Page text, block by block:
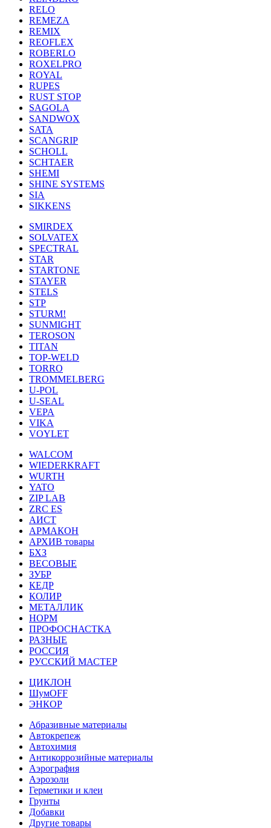
RELO
REMEZA
REMIX
REOFLEX
ROBERLO
ROXELPRO
ROYAL
RUPES
RUST STOP
SAGOLA
SANDWOX
SATA
SCANGRIP
SCHOLL
SCHTAER
SHEMI
SHINE SYSTEMS
SIA
SIKKENS
SMIRDEX
SOLVATEX
SPECTRAL
STAR
STARTONE
STAYER
STELS
STP
STURM!
SUNMIGHT
TEROSON
TITAN
TOP-WELD
TORRO
TROMMELBERG
U-POL
U-SEAL
VEPA
VIKA
VOYLET
WALCOM
WIEDERKRAFT
WURTH
YATO
ZIP LAB
ZRC ES
АИСТ
АРМАКОН
АРХИВ товары
БХЗ
ВЕСОВЫЕ
ЗУБР
КЕДР
КОЛИР
МЕТАЛЛИК
НОРМ
ПРОФОСНАСТКА
РАЗНЫЕ
РОССИЯ
РУССКИЙ МАСТЕР
ЦИКЛОН
ШумOFF
ЭНКОР
Абразивные материалы
Автокрепеж
Автохимия
Антикоррозийные материалы
Аэрография
Аэрозоли
Герметики и клеи
Грунты
Добавки
Другие товары